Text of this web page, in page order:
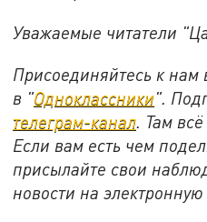
Уважаемые читатели
Присоединяйтесь к нам
в "Одноклассники".
телеграм-канал. Там
Если вам есть чем
присылайте свои
новости на электронную